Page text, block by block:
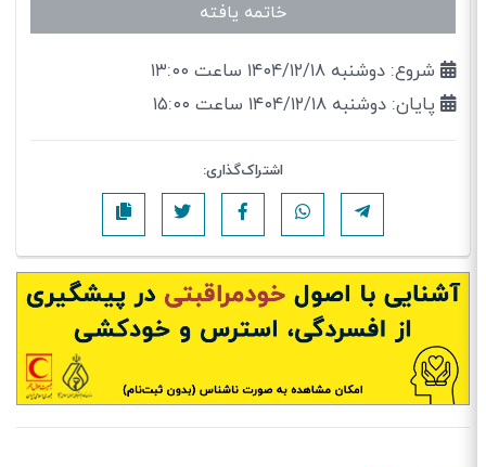
خاتمه یافته
شروع: دوشنبه ۱۴۰۴/۱۲/۱۸ ساعت ۱۳:۰۰
پایان: دوشنبه ۱۴۰۴/۱۲/۱۸ ساعت ۱۵:۰۰
اشتراک‌گذاری: